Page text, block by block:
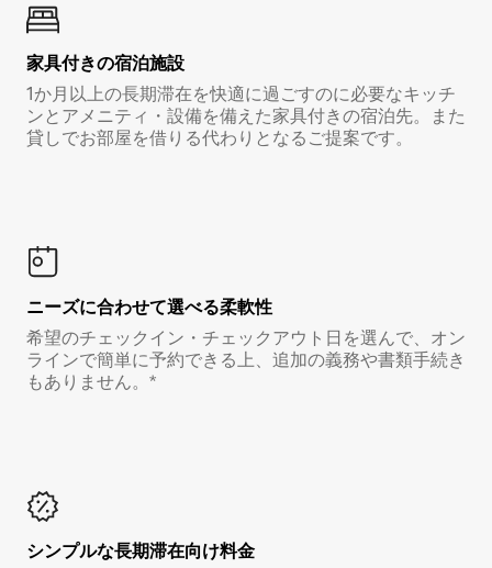
家具付き⁠の宿⁠泊⁠施⁠設
1か月以上の長期滞在を快適に過ごすのに必要なキッチ
ンとアメニティ・設備を備えた家具付きの宿泊先。また
貸しでお部屋を借りる代わりとなるご提案です。
ニーズに合わせて選べる柔軟性
希望のチェックイン・チェックアウト日を選んで、オン
ラインで簡単に予約できる上、追加の義務や書類手続き
もありません。*
シンプルな長期滞在向け料金